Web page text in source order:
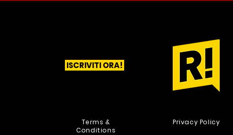
ISCRIVITI ORA!
Terms &
Conditions
Privacy Policy